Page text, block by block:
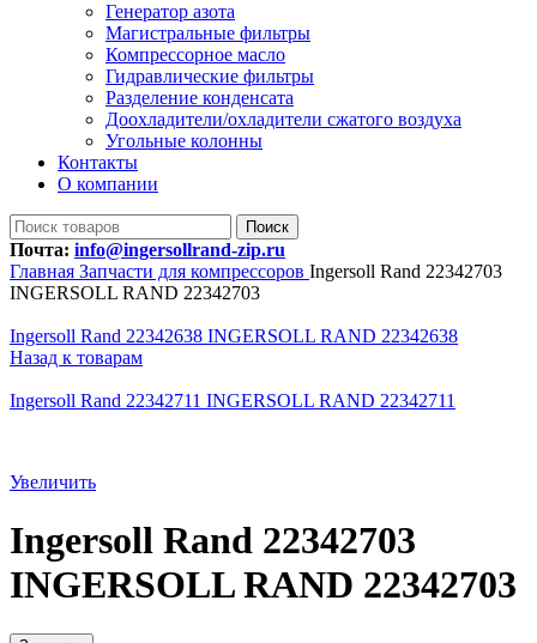
Генератор азота
Магистральные фильтры
Компрессорное масло
Гидравлические фильтры
Разделение конденсата
Доохладители/охладители сжатого воздуха
Угольные колонны
Контакты
О компании
Поиск
Почта: info@ingersollrand-zip.ru
Главная Запчасти для компрессоров Ingersoll Rand 22342703
INGERSOLL RAND 22342703
Ingersoll Rand 22342638 INGERSOLL RAND 22342638
Назад к товарам
Ingersoll Rand 22342711 INGERSOLL RAND 22342711
Увеличить
Ingersoll Rand 22342703
INGERSOLL RAND 22342703